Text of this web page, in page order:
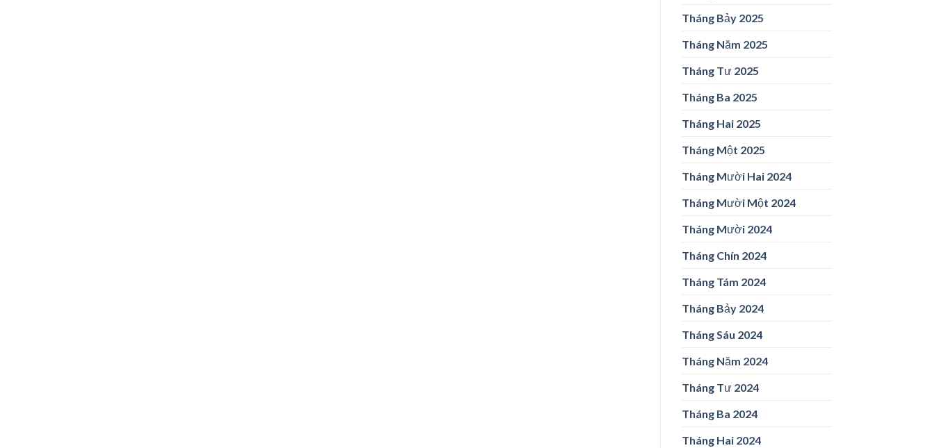
Tháng Bảy 2025
Tháng Năm 2025
Tháng Tư 2025
Tháng Ba 2025
Tháng Hai 2025
Tháng Một 2025
Tháng Mười Hai 2024
Tháng Mười Một 2024
Tháng Mười 2024
Tháng Chín 2024
Tháng Tám 2024
Tháng Bảy 2024
Tháng Sáu 2024
Tháng Năm 2024
Tháng Tư 2024
Tháng Ba 2024
Tháng Hai 2024